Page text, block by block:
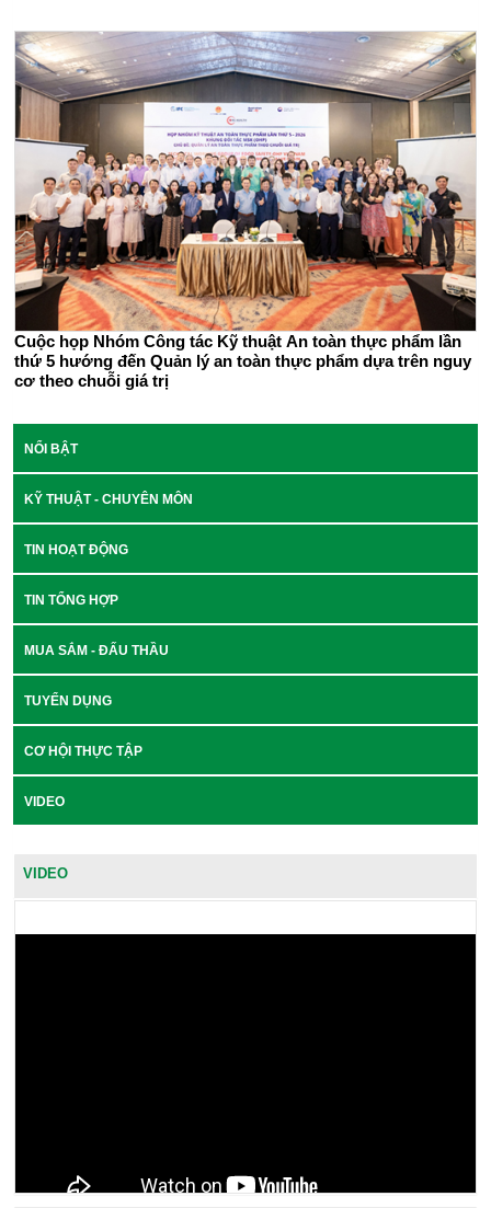
Cuộc họp Nhóm Công tác Kỹ thuật An toàn thực phẩm lần
thứ 5 hướng đến Quản lý an toàn thực phẩm dựa trên nguy
cơ theo chuỗi giá trị
NỔI BẬT
KỸ THUẬT - CHUYÊN MÔN
TIN HOẠT ĐỘNG
TIN TỔNG HỢP
MUA SẮM - ĐẤU THẦU
TUYỂN DỤNG
CƠ HỘI THỰC TẬP
VIDEO
VIDEO